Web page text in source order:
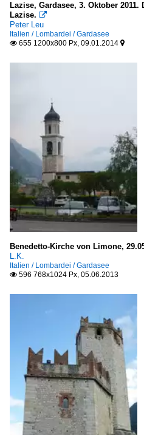
Lazise, Gardasee, 3. Oktober
Lazise. 
Peter Leu
Italien / Lombardei / Gardasee
 655 1200x800 Px, 09.01.2014 
Benedetto-Kirche von Limone,
L.K.
Italien / Lombardei / Gardasee
 596 768x1024 Px, 05.06.2013